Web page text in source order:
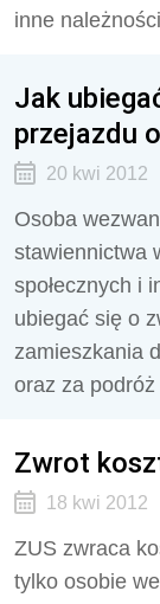
inne
Jak
przejazdu
20 kwi 2012
Osoba
stawiennictwa
społecznych i
ubiegać się o
zamieszkania
oraz za
Zwrot
18 kwi 2012
ZUS zwraca
tylko osobie